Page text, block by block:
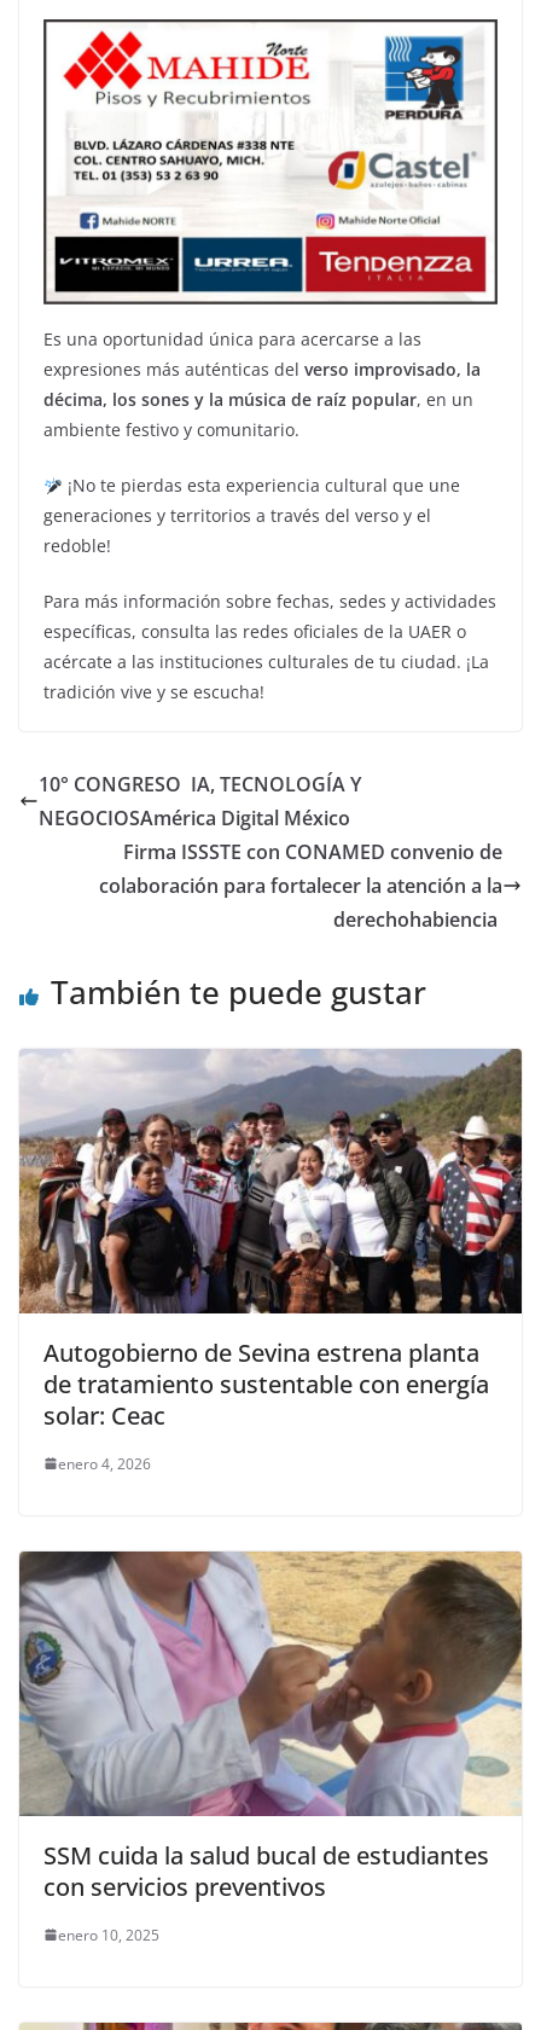
Es una oportunidad única para acercarse a las
expresiones más auténticas del verso improvisado, la
décima, los sones y la música de raíz popular, en un
ambiente festivo y comunitario.
¡No te pierdas esta experiencia cultural que une
generaciones y territorios a través del verso y el
redoble!
Para más información sobre fechas, sedes y actividades
específicas, consulta las redes oficiales de la UAER o
acércate a las instituciones culturales de tu ciudad. ¡La
tradición vive y se escucha!
10° CONGRESO IA, TECNOLOGÍA Y
NEGOCIOSAmérica Digital México
Firma ISSSTE con CONAMED convenio de
colaboración para fortalecer la atención a la
derechohabiencia
También te puede gustar
Autogobierno de Sevina estrena planta
de tratamiento sustentable con energía
solar: Ceac
enero 4, 2026
SSM cuida la salud bucal de estudiantes
con servicios preventivos
enero 10, 2025